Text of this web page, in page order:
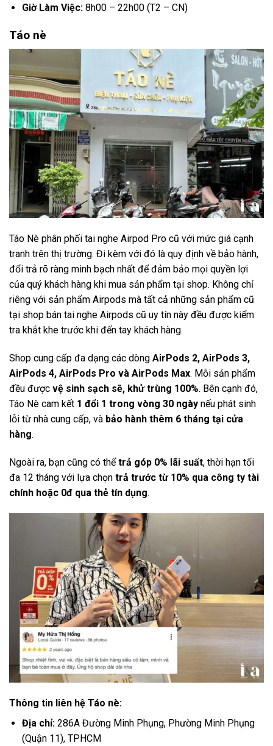
Giờ Làm Việc: 8h00 – 22h00 (T2 – CN)
Táo nè
Táo Nè phân phối tai nghe Airpod Pro cũ với mức giá cạnh
tranh trên thị trường. Đi kèm với đó là quy định về bảo hành,
đổi trả rõ ràng minh bạch nhất để đảm bảo mọi quyền lợi
của quý khách hàng khi mua sản phẩm tại shop. Không chỉ
riêng với sản phẩm Airpods mà tất cả những sản phẩm cũ
tại shop bán tai nghe Airpods cũ uy tín này đều được kiểm
tra khắt khe trước khi đến tay khách hàng.
Shop cung cấp đa dạng các dòng AirPods 2, AirPods 3,
AirPods 4, AirPods Pro và AirPods Max. Mỗi sản phẩm
đều được vệ sinh sạch sẽ, khử trùng 100%. Bên cạnh đó,
Táo Nè cam kết 1 đổi 1 trong vòng 30 ngày nếu phát sinh
lỗi từ nhà cung cấp, và bảo hành thêm 6 tháng tại cửa
hàng.
Ngoài ra, bạn cũng có thểtrả góp 0% lãi suất, thời hạn tối
đa 12 tháng với lựa chọn trả trước từ 10% qua công ty tài
chính hoặc 0đ qua thẻ tín dụng.
Thông tin liên hệ Táo nè:
Địa chỉ:286A Đường Minh Phụng, Phường Minh Phụng
(Quận 11), TPHCM